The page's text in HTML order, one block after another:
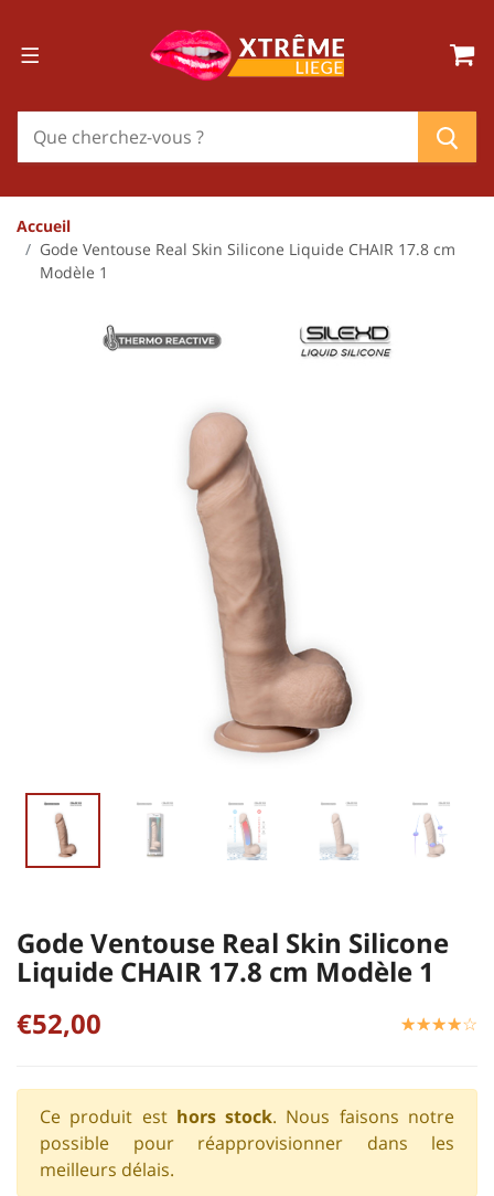
Accueil
Gode Ventouse Real Skin Silicone Liquide CHAIR 17.8 cm
Modèle 1
Gode Ventouse Real Skin Silicone
Liquide CHAIR 17.8 cm Modèle 1
€52,00
☆☆☆☆☆
★★★★★
Ce produit est hors stock. Nous faisons notre
possible pour réapprovisionner dans les
meilleurs délais.